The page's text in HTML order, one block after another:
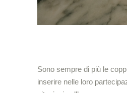
Sono sempre di più le
inserire nelle loro